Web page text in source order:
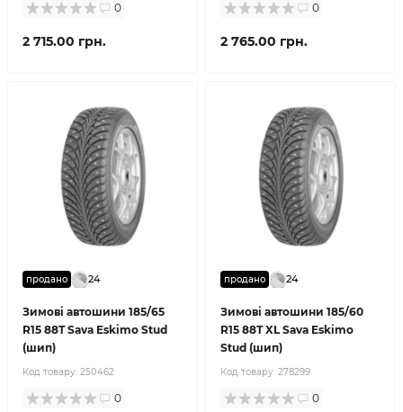
0
2 715.00 грн.
0
2 765.00 грн.
продано 24
Зимові автошини 185/65
R15 88T Sava Eskimo Stud
(шип)
Код товару: 250462
0
продано 24
Зимові автошини 185/60
R15 88T XL Sava Eskimo
Stud (шип)
Код товару: 278299
0